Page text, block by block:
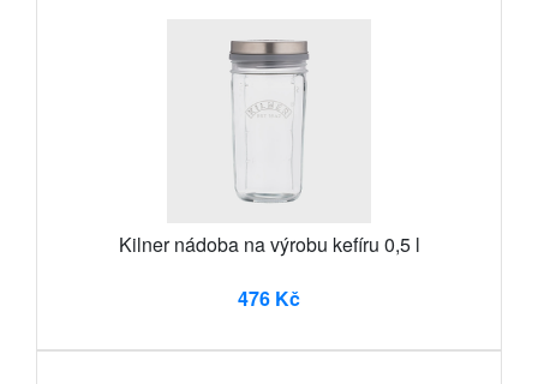
Kilner nádoba na výrobu kefíru 0,5 l
476 Kč